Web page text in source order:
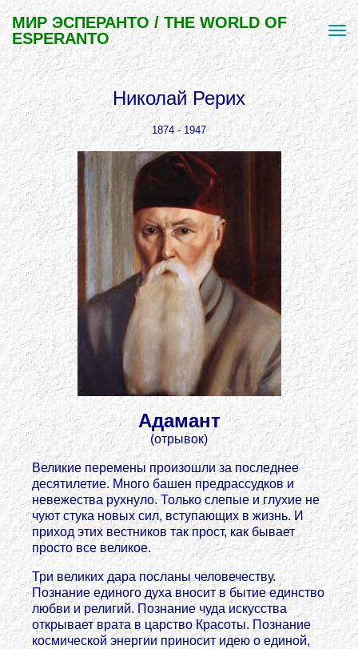
МИР ЭСПЕРАНТО / THE WORLD OF
ESPERANTO
Николай Рерих
1874 - 1947
Адамант
(отрывок)
Великие перемены произошли за последнее
десятилетие. Много башен предрассудков и
невежества рухнуло. Только слепые и глухие не
чуют стука новых сил, вступающих в жизнь. И
приход этих вестников так прост, как бывает
просто все великое.
Три великих дара посланы человечеству.
Познание единого духа вносит в бытие единство
любви и религий. Познание чуда искусства
открывает врата в царство Красоты. Познание
космической энергии приносит идею о единой,